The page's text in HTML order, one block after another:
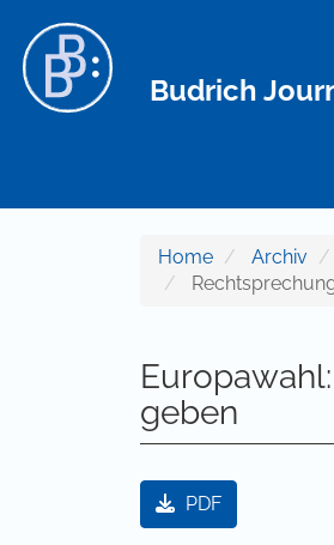
Hauptinhalt
Sidebar
Budrich
Home Archiv
geben
Artikel-
PDF